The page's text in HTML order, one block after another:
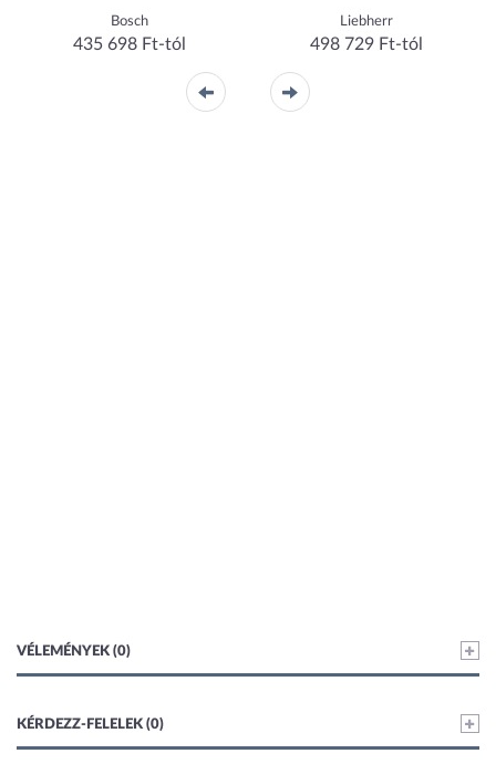
Bosch
435 698 Ft-tól
Liebherr
498 729 Ft-tól
VÉLEMÉNYEK (0)
KÉRDEZZ-FELELEK (0)